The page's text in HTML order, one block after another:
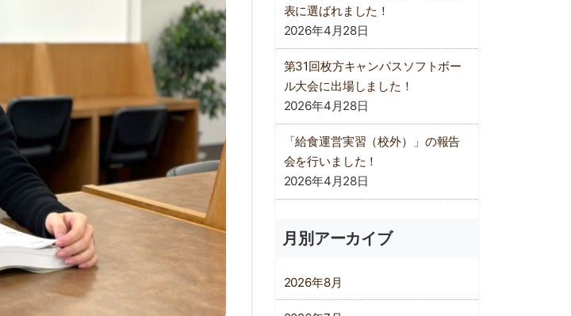
表に選ばれました！
2026年4月28日
第31回枚方キャンパスソフトボー
ル大会に出場しました！
2026年4月28日
「給食運営実習（校外）」の報告
会を行いました！
2026年4月28日
月別アーカイブ
2026年8月